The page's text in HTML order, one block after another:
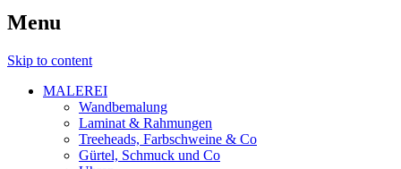
Menu
Skip to content
MALEREI
Wandbemalung
Laminat & Rahmungen
Treeheads, Farbschweine & Co
Gürtel, Schmuck und Co